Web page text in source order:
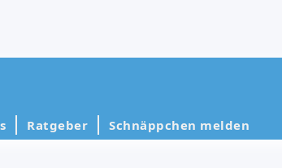
Ratgeber Schnäppchen melden